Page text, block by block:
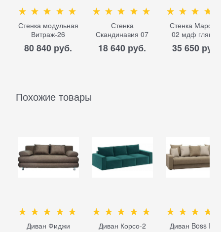
Стенка модульная
Витраж-26
80 840 руб.
Стенка
Скандинавия 07
18 640 руб.
Стенка
02 мдф глянец
35 650 руб.
Похожие товары
Диван Фиджи
Диван Корсо-2
Диван Boss